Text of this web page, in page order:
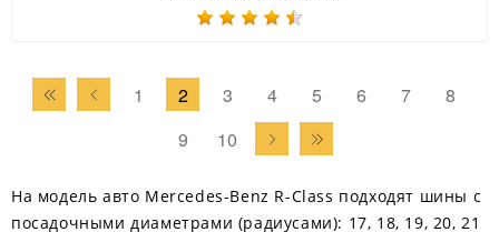
1 2 3 4 5 6 7
8
9
10
На модель авто Mercedes-Benz R-Class подходят шины с
посадочными диаметрами (радиусами): 17, 18, 19, 20, 21